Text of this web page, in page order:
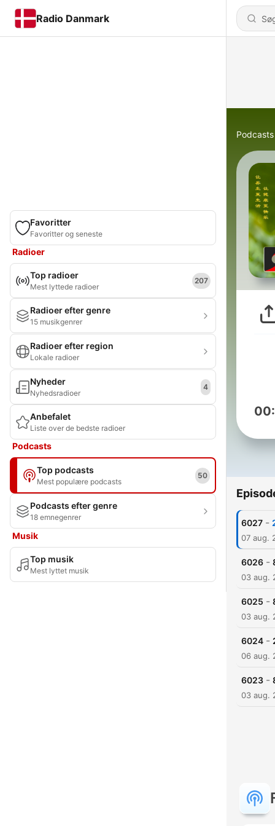
Radio Danmark
Favoritter
Favoritter og seneste
Radioer
Top radioer
Mest lyttede radioer
207
Radioer efter genre
15 musikgenrer
Radioer efter region
Lokale radioer
Nyheder
Nyhedsradioer
4
Anbefalet
Liste over de bedste radioer
Podcasts
Top podcasts
Mest populære podcasts
50
Podcasts efter genre
18 emnegenrer
Musik
Top musik
Mest lyttet musik
Podcasts
6027 -
07 aug.
6026 -
03 aug.
6025 -
03 aug.
6024 -
06 aug.
6023 -
03 aug.